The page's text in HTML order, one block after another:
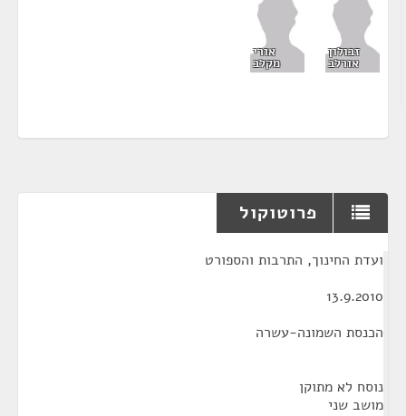
זבולון
אורלב
אורי
מקלב
פרוטוקול
ועדת החינוך, התרבות והספורט
13.9.2010
הכנסת השמונה-עשרה
נוסח לא מתוקן
מושב שני